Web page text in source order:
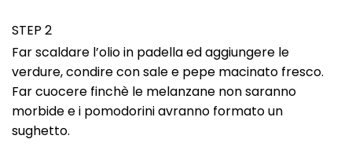
STEP 2
Far scaldare l’olio in padella ed aggiungere le
verdure, condire con sale e pepe macinato fresco.
Far cuocere finchè le melanzane non saranno
morbide e i pomodorini avranno formato un
sughetto.